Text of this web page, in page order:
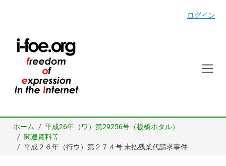
ログイン
ホーム
平成26年（ワ）第29256号（板橋ホタル）
関連資料等
平成２６年（行ウ）第２７４号 未払残業代請求事件